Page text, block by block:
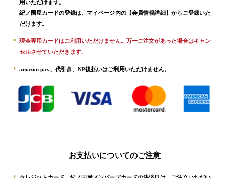
用いただけます。
紀ノ国屋カードの登録は、マイページ内の 【会員情報詳細】 からご登録いた
だけます。
*
現金専用カードはご利用いただけません。万一ご注文があった場合はキャン
セルさせていただきます。
* amazon pay、代引き、NP後払いはご利用いただけません。
お支払いについてのご注意